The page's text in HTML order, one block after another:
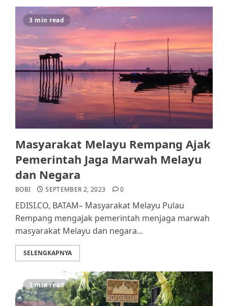
3 min read
Masyarakat Melayu Rempang Ajak
Pemerintah Jaga Marwah Melayu
dan Negara
BOBI SEPTEMBER 2, 2023 0
EDISI.CO, BATAM– Masyarakat Melayu Pulau
Rempang mengajak pemerintah menjaga marwah
masyarakat Melayu dan negara...
SELENGKAPNYA
1 min read